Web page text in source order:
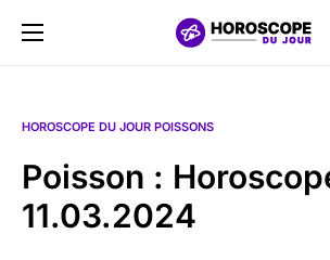
HOROSCOPE DU JOUR POISSONS
Poisson :
11.03.2024